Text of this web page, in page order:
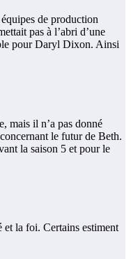
de production
pas à l’abri d’une
pour Daryl Dixon. Ainsi
mais il n’a pas donné
le futur de Beth.
la saison 5 et pour le
et la foi. Certains estiment